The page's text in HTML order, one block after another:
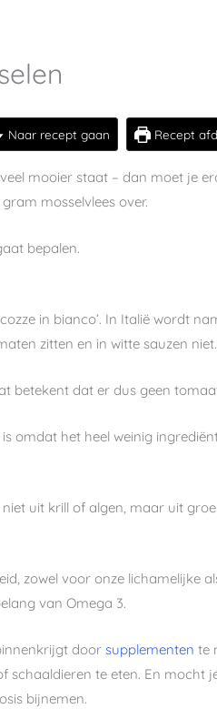
Naar recept gaan Recept
mooier staat – dan moet je
mosselvlees over.
bepalen.
in bianco’. In Italië wordt
zitten en in witte sauzen niet.
betekent dat er dus geen
omdat het heel weinig
uit krill of algen, maar uit
zowel voor onze lichamelijke
van Omega 3.
doorsupplementen te
schaaldieren te eten. En
bijnemen.